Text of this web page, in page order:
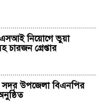
নিয়োগে ভুয়া
চারজন গ্রেপ্তার
উপজেলা বিএনপির